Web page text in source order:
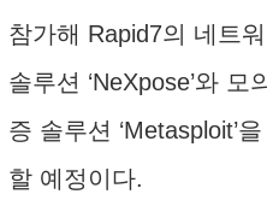
참가해 Rapid7의 네트
솔루션 ‘NeXpose’와
증 솔루션 ‘Metasploit’
할 예정이다.